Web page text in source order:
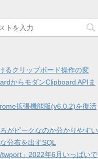
るクリップボード操作の変
からモダンClipboard APIま
拡張機能版(v6.0.2)を復活
がピークなのか分かりやすい
分布を出すSQL
/twport」2022年6月いっぱいで